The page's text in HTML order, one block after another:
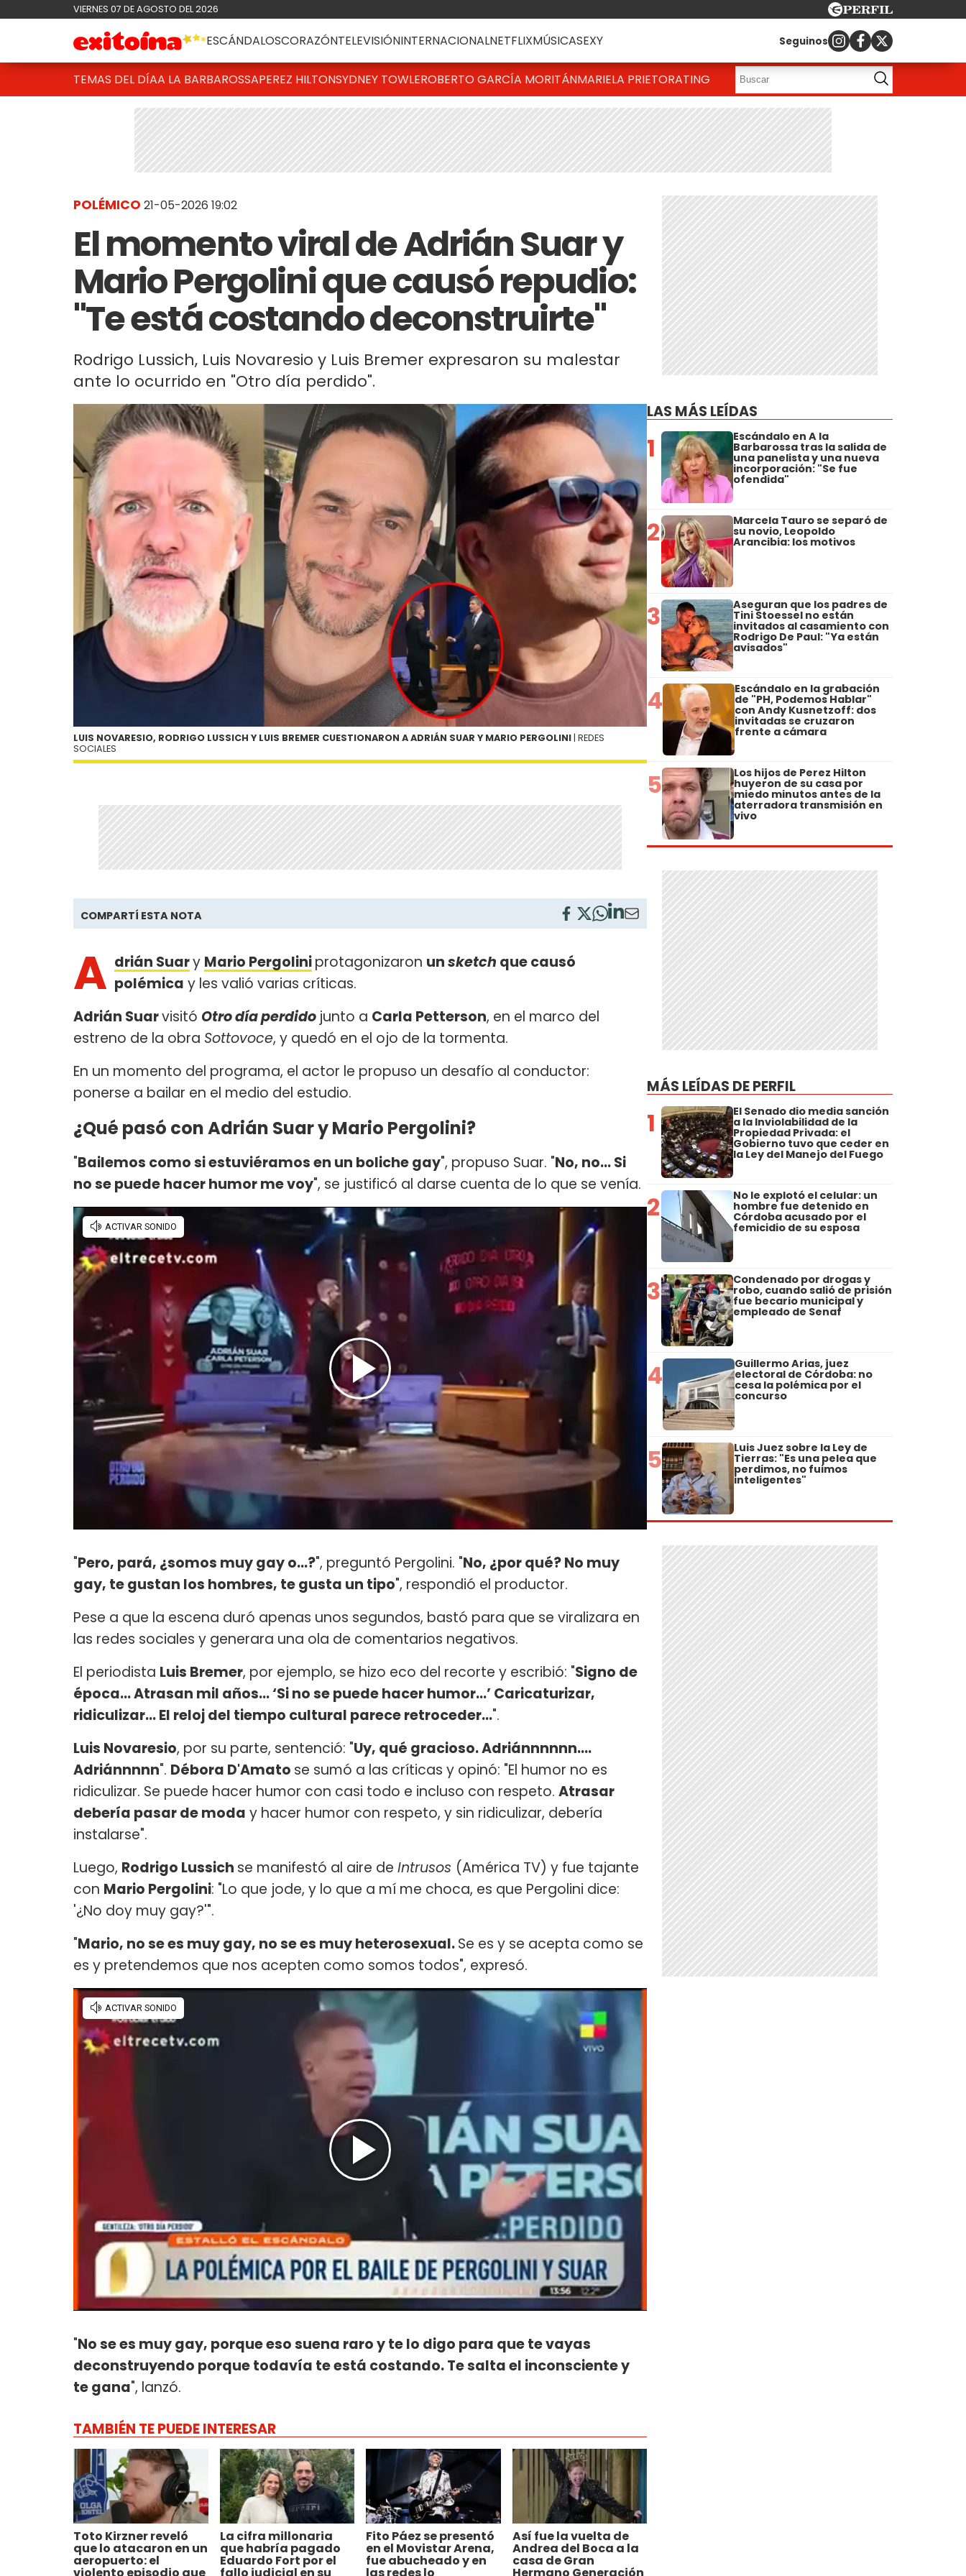
VIERNES 07 DE AGOSTO DEL 2026
ESCÁNDALOSCORAZÓNTELEVISIÓNINTERNACIONALNETFLIXMÚSICASEXY Seguinos
TEMAS DEL DÍAA LA BARBAROSSAPEREZ HILTONSYDNEY TOWLEROBERTO GARCÍA MORITÁNMARIELA PRIETORATING
POLÉMICO 21-05-2026 19:02
El momento viral de Adrián Suar y
Mario Pergolini que causó repudio:
"Te está costando deconstruirte"
Rodrigo Lussich, Luis Novaresio y Luis Bremer expresaron su malestar
ante lo ocurrido en "Otro día perdido".
LUIS NOVARESIO, RODRIGO LUSSICH Y LUIS BREMER CUESTIONARON A ADRIÁN SUAR Y MARIO PERGOLINI | REDES
SOCIALES
COMPARTÍ ESTA NOTA
A drián Suary Mario Pergoliniprotagonizaron unsketch que causó
polémica y les valió varias críticas.
Adrián Suarvisitó Otro día perdido junto a Carla Petterson, en el marco del
estreno de la obra Sottovoce, y quedó en el ojo de la tormenta.
En un momento del programa, el actor le propuso un desafío al conductor:
ponerse a bailar en el medio del estudio.
¿Qué pasó con Adrián Suar y Mario Pergolini?
"Bailemos como si estuviéramos en un boliche gay", propuso Suar. "No, no... Si
no se puede hacer humor me voy", se justificó al darse cuenta de lo que se venía.
"Pero, pará, ¿somos muy gay o...?", preguntó Pergolini. "No, ¿por qué? No muy
gay, te gustan los hombres, te gusta un tipo", respondió el productor.
Pese a que la escena duró apenas unos segundos, bastó para que se viralizara en
las redes sociales y generara una ola de comentarios negativos.
El periodista Luis Bremer, por ejemplo, se hizo eco del recorte y escribió: "Signo de
época... Atrasan mil años... ‘Si no se puede hacer humor...’ Caricaturizar,
ridiculizar... El reloj del tiempo cultural parece retroceder...".
Luis Novaresio, por su parte, sentenció: "Uy, qué gracioso. Adriánnnnnn….
Adriánnnnn". Débora D'Amato se sumó a las críticas y opinó: "El humor no es
ridiculizar. Se puede hacer humor con casi todo e incluso con respeto. Atrasar
debería pasar de moda y hacer humor con respeto, y sin ridiculizar, debería
instalarse".
Luego, Rodrigo Lussich se manifestó al aire de Intrusos (América TV) y fue tajante
con Mario Pergolini: "Lo que jode, y lo que a mí me choca, es que Pergolini dice:
'¿No doy muy gay?'".
"Mario, no se es muy gay, no se es muy heterosexual.Se es y se acepta como se
es y pretendemos que nos acepten como somos todos", expresó.
"No se es muy gay, porque eso suena raro y te lo digo para que te vayas
deconstruyendo porque todavía te está costando. Te salta el inconsciente y
te gana​", lanzó.
TAMBIÉN TE PUEDE INTERESAR
Toto Kirzner reveló
que lo atacaron en un
aeropuerto: el
La cifra millonaria
que habría pagado
Eduardo Fort por el
Fito Páez se presentó
en el Movistar Arena,
fue abucheado y en
Así fue la vuelta de
Andrea del Boca a la
casa de Gran
LAS MÁS LEÍDAS
1 Escándalo en A la
Barbarossa tras la salida de
una panelista y una nueva
incorporación: "Se fue
ofendida"
2 Marcela Tauro se separó de
su novio, Leopoldo
Arancibia: los motivos
3 Aseguran que los padres de
Tini Stoessel no están
invitados al casamiento con
Rodrigo De Paul: "Ya están
avisados"
4 Escándalo en la grabación
de "PH, Podemos Hablar"
con Andy Kusnetzoff: dos
invitadas se cruzaron
frente a cámara
5 Los hijos de Perez Hilton
huyeron de su casa por
miedo minutos antes de la
aterradora transmisión en
vivo
MÁS LEÍDAS DE PERFIL
1 El Senado dio media sanción
a la Inviolabilidad de la
Propiedad Privada: el
Gobierno tuvo que ceder en
la Ley del Manejo del Fuego
2 No le explotó el celular: un
hombre fue detenido en
Córdoba acusado por el
femicidio de su esposa
3 Condenado por drogas y
robo, cuando salió de prisión
fue becario municipal y
empleado de Senaf
4 Guillermo Arias, juez
electoral de Córdoba: no
cesa la polémica por el
concurso
5 Luis Juez sobre la Ley de
Tierras: "Es una pelea que
perdimos, no fuimos
inteligentes"